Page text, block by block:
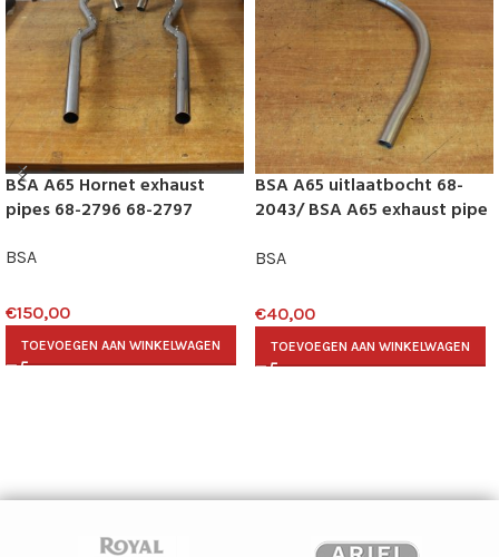
BSA A65 Hornet exhaust
pipes 68-2796 68-2797
BSA
€150,00
TOEVOEGEN AAN WINKELWAGEN
BSA A65 uitlaatbocht 68-
2043/ BSA A65 exhaust pipe
BSA
€40,00
TOEVOEGEN AAN WINKELWAGEN